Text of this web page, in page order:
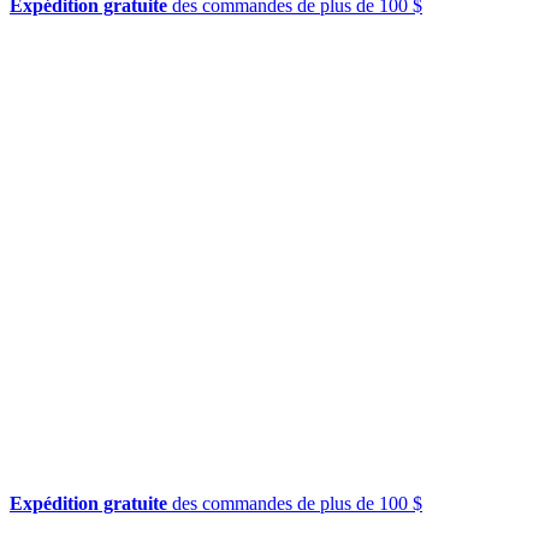
Expédition gratuite des commandes de plus de 100 $
Expédition gratuite des commandes de plus de 100 $